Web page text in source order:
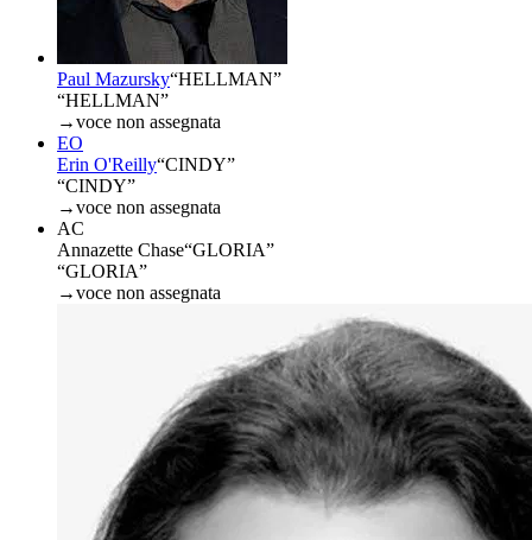
Paul Mazursky“HELLMAN”
“HELLMAN”
→voce non assegnata
EO
Erin O'Reilly“CINDY”
“CINDY”
→voce non assegnata
AC
Annazette Chase“GLORIA”
“GLORIA”
→voce non assegnata